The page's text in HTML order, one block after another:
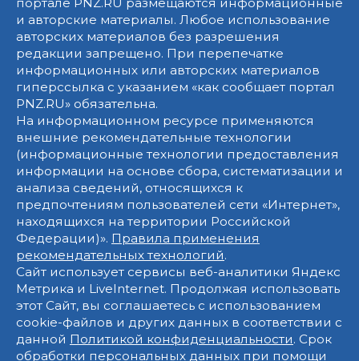
и авторские материалы. Любое использование
авторских материалов без разрешения
редакции запрещено. При перепечатке
информационных или авторских материалов
гиперссылка с указанием «как сообщает портал
PNZ.RU» обязательна.
На информационном ресурсе применяются
внешние рекомендательные технологии
(информационные технологии предоставления
информации на основе сбора, систематизации и
анализа сведений, относящихся к
предпочтениям пользователей сети «Интернет»,
находящихся на территории Российской
Федерации)». Правила применения
рекомендательных технологий.
Сайт использует сервисы веб-аналитики Яндекс
Метрика и LiveInternet. Продолжая использовать
этот Сайт, вы соглашаетесь с использованием
cookie-файлов и других данных в соответствии с
данной Политикой конфиденциальности. Срок
обработки персональных данных при помощи